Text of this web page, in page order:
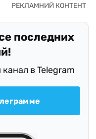
последних
в Telegram